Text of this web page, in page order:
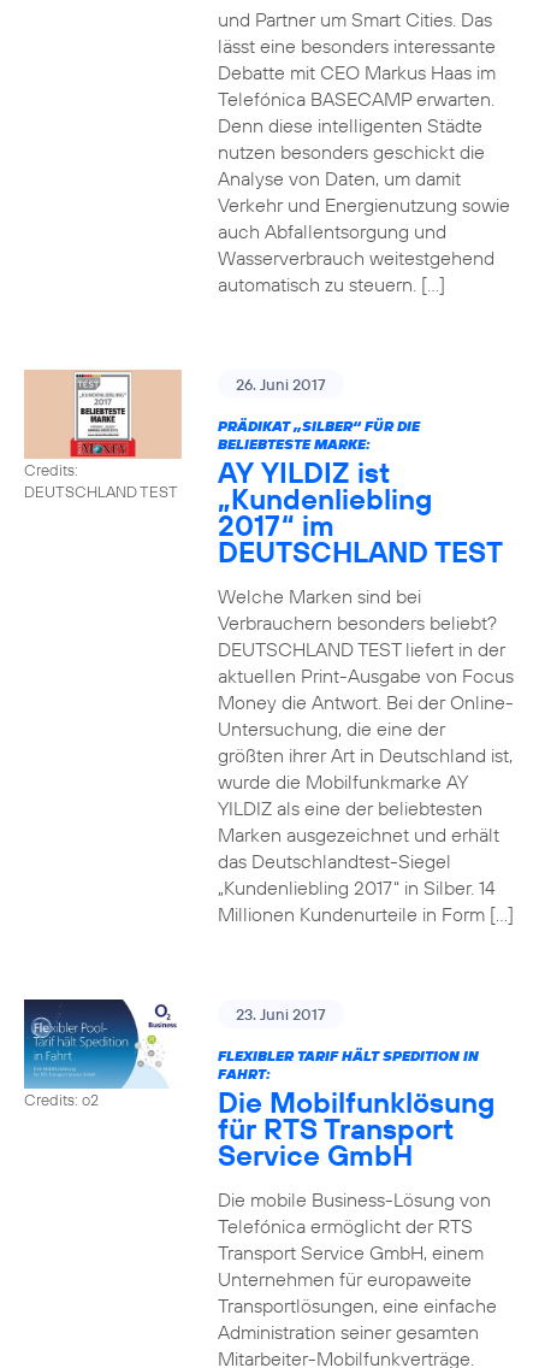
und Partner um Smart Cities. Das
lässt eine besonders interessante
Debatte mit CEO Markus Haas im
Telefónica BASECAMP erwarten.
Denn diese intelligenten Städte
nutzen besonders geschickt die
Analyse von Daten, um damit
Verkehr und Energienutzung sowie
auch Abfallentsorgung und
Wasserverbrauch weitestgehend
automatisch zu steuern. […]
Credits:
DEUTSCHLAND TEST
26. Juni 2017
PRÄDIKAT „SILBER“ FÜR DIE
BELIEBTESTE MARKE:
AY YILDIZ ist
„Kundenliebling
2017“ im
DEUTSCHLAND TEST
Welche Marken sind bei
Verbrauchern besonders beliebt?
DEUTSCHLAND TEST liefert in der
aktuellen Print-Ausgabe von Focus
Money die Antwort. Bei der Online-
Untersuchung, die eine der
größten ihrer Art in Deutschland ist,
wurde die Mobilfunkmarke AY
YILDIZ als eine der beliebtesten
Marken ausgezeichnet und erhält
das Deutschlandtest-Siegel
„Kundenliebling 2017“ in Silber. 14
Millionen Kundenurteile in Form […]
Credits: o2
23. Juni 2017
FLEXIBLER TARIF HÄLT SPEDITION IN
FAHRT:
Die Mobilfunklösung
für RTS Transport
Service GmbH
Die mobile Business-Lösung von
Telefónica ermöglicht der RTS
Transport Service GmbH, einem
Unternehmen für europaweite
Transportlösungen, eine einfache
Administration seiner gesamten
Mitarbeiter-Mobilfunkverträge.